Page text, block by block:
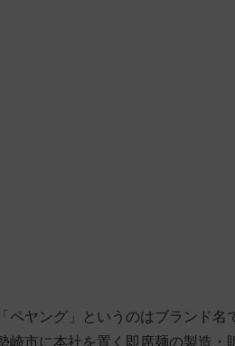
ペヤング」というのはブランド
崎市に本社を置く即席麺の製造